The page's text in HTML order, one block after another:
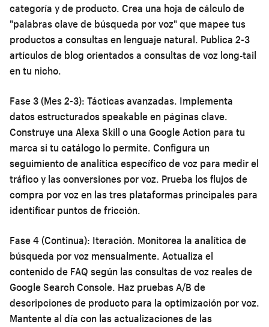
categoría y de producto. Crea una hoja de cálculo de
"palabras clave de búsqueda por voz" que mapee tus
productos a consultas en lenguaje natural. Publica 2-3
artículos de blog orientados a consultas de voz long-tail
en tu nicho.
Fase 3 (Mes 2-3): Tácticas avanzadas. Implementa
datos estructurados speakable en páginas clave.
Construye una Alexa Skill o una Google Action para tu
marca si tu catálogo lo permite. Configura un
seguimiento de analítica específico de voz para medir el
tráfico y las conversiones por voz. Prueba los flujos de
compra por voz en las tres plataformas principales para
identificar puntos de fricción.
Fase 4 (Continua): Iteración. Monitorea la analítica de
búsqueda por voz mensualmente. Actualiza el
contenido de FAQ según las consultas de voz reales de
Google Search Console. Haz pruebas A/B de
descripciones de producto para la optimización por voz.
Mantente al día con las actualizaciones de las